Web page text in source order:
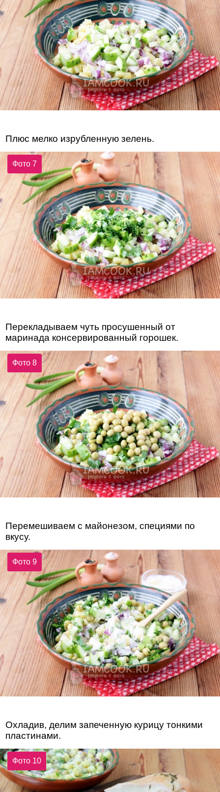
Плюс мелко изрубленную зелень.
Фото 7
Перекладываем чуть просушенный от
маринада консервированный горошек.
Фото 8
Перемешиваем с майонезом, специями по
вкусу.
Фото 9
Охладив, делим запеченную курицу тонкими
пластинами.
Фото 10